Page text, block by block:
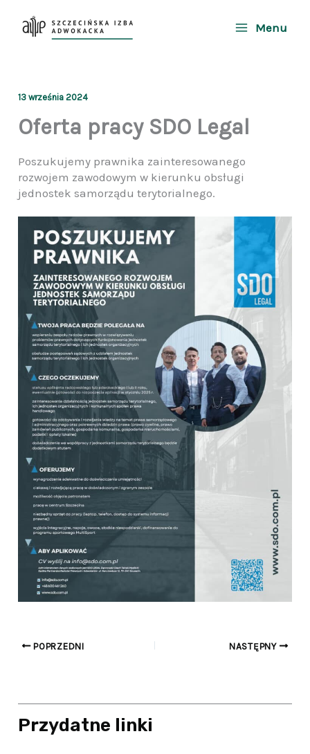
Menu
13 września 2024
Oferta pracy SDO Legal
Poszukujemy prawnika zainteresowanego
rozwojem zawodowym w kierunku obsługi
jednostek samorządu terytorialnego.
POPRZEDNI NASTĘPNY
Przydatne linki